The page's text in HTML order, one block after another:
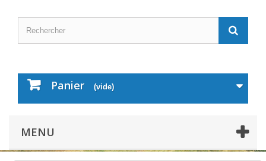
Panier (vide)
MENU